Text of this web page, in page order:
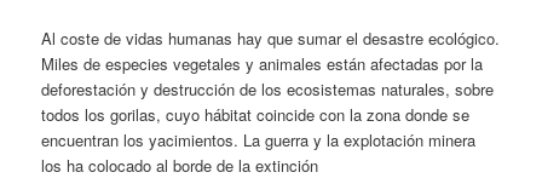
Al coste de vidas humanas hay que sumar el desastre ecológico.
Miles de especies vegetales y animales están afectadas por la
deforestación y destrucción de los ecosistemas naturales, sobre
todos los gorilas, cuyo hábitat coincide con la zona donde se
encuentran los yacimientos. La guerra y la explotación minera
los ha colocado al borde de la extinción